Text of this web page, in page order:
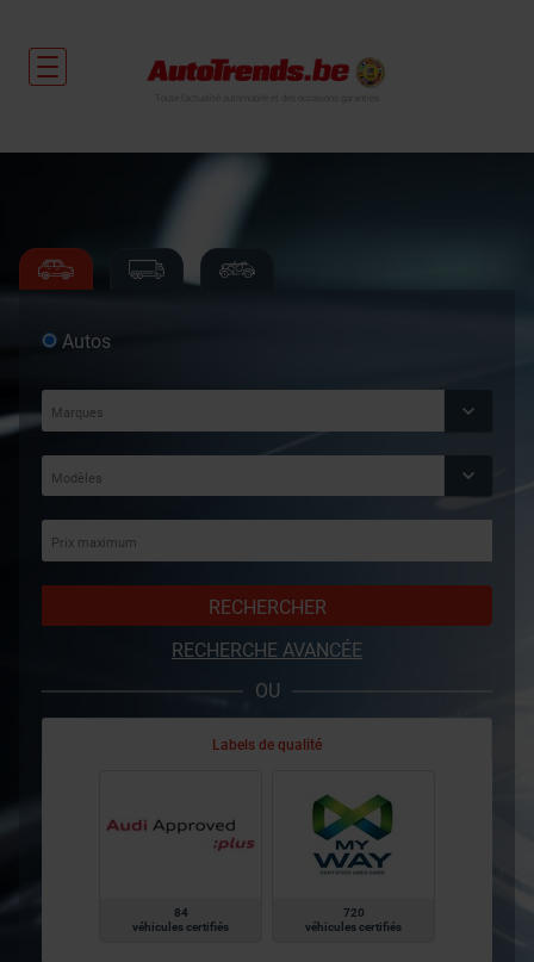
Autos
RECHERCHER
RECHERCHE AVANCÉE
OU
Labels de qualité
84
véhicules certifiés
720
véhicules certifiés